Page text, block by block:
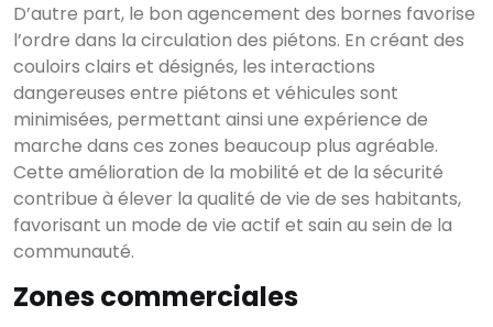
D’autre part, le bon agencement des bornes favorise
l’ordre dans la circulation des piétons. En créant des
couloirs clairs et désignés, les interactions
dangereuses entre piétons et véhicules sont
minimisées, permettant ainsi une expérience de
marche dans ces zones beaucoup plus agréable.
Cette amélioration de la mobilité et de la sécurité
contribue à élever la qualité de vie de ses habitants,
favorisant un mode de vie actif et sain au sein de la
communauté.
Zones commerciales